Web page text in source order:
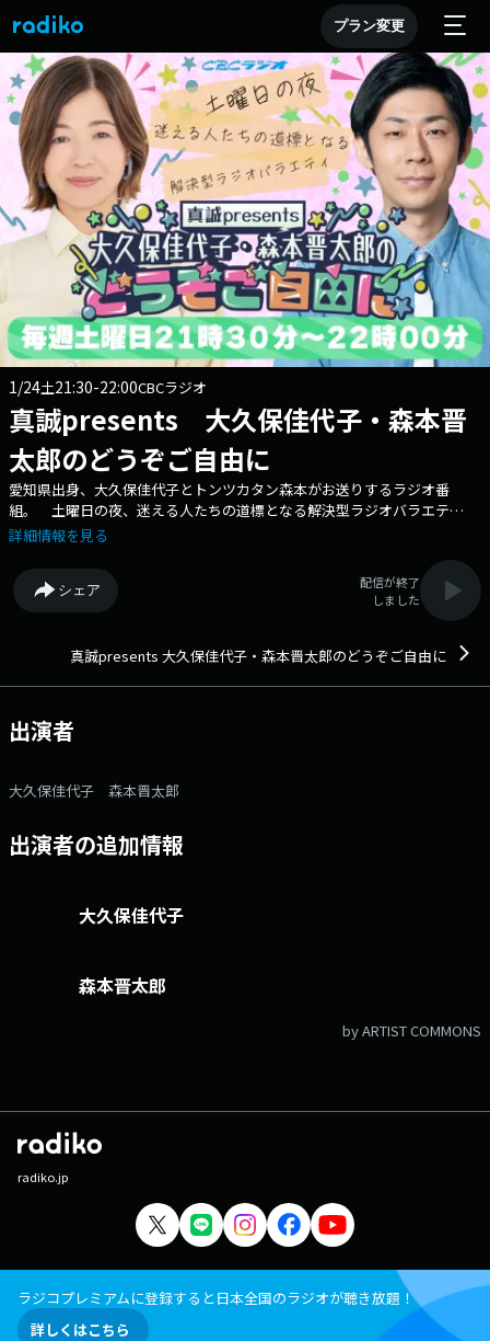
プラン変更
1/24土21:30-22:00CBCラジオ
真誠presents 大久保佳代子・森本晋
太郎のどうぞご自由に
愛知県出身、大久保佳代子とトンツカタン森本がお送りするラジオ番
組。 土曜日の夜、迷える人たちの道標となる解決型ラジオバラエテ
ィ。 番組へのおたよりは こちら FAXは 052-263-6800 まで
詳細情報を見る
シェア
配信が終了
しました
真誠presents 大久保佳代子・森本晋太郎のどうぞご自由に
出演者
大久保佳代子 森本晋太郎
出演者の追加情報
大久保佳代子
森本晋太郎
by ARTIST COMMONS
radiko.jp
ラジコプレミアムに登録すると日本全国のラジオが聴き放題！
詳しくはこちら